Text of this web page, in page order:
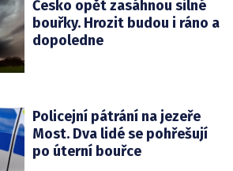
Česko opět zasáhnou silné
bouřky. Hrozit budou i ráno a
dopoledne
Policejní pátrání na jezeře
Most. Dva lidé se pohřešují
po úterní bouřce